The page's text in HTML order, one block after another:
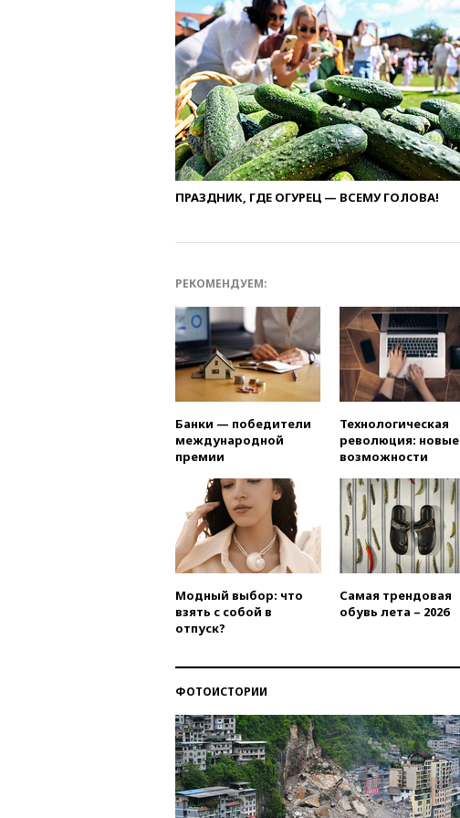
ПРАЗДНИК, ГДЕ ОГУРЕЦ — ВСЕМУ ГОЛОВА!
РЕКОМЕНДУЕМ:
Банки — победители
международной
премии
Технологическая
революция: новые
возможности
Модный выбор: что
взять с собой в
отпуск?
Самая трендовая
обувь лета – 2026
ФОТОИСТОРИИ